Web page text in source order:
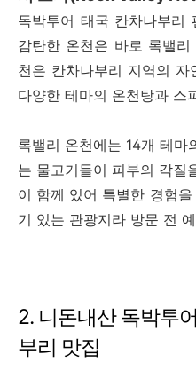
독박투어 태국 칸차나부리
감탄한 온천은 바로 록밸
천은 칸차나부리 지역의
다양한 테마의 온천탕과 스
록밸리 온천에는 14개 테마
는 물고기들이 피부의 각질
이 함께 있어 특별한 경험
기 있는 관광지라 방문 전
2. 니돈내산 독박투
부리 맛집